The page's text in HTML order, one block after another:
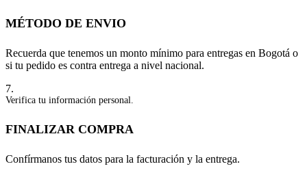
MÉTODO DE ENVIO
Recuerda que tenemos un monto mínimo para entregas en Bogotá o
si tu pedido es contra entrega a nivel nacional.
7.
Verifica tu información personal.
FINALIZAR COMPRA
Confírmanos tus datos para la facturación y la entrega.